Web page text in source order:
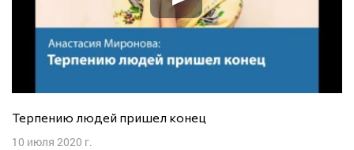
Терпению людей пришел конец
10 июля 2020 г.